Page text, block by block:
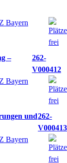
Bayern
–
262-
V000412
Bayern
und262-
V000413
Bayern